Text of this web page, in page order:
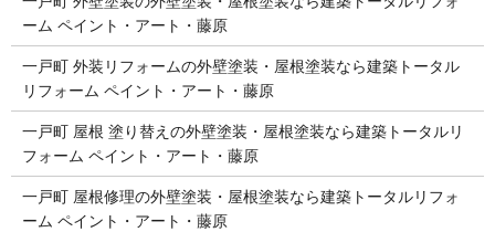
ーム ペイント・アート・藤原
一戸町 外装リフォームの外壁塗装・屋根塗装なら建築トータル
リフォーム ペイント・アート・藤原
一戸町 屋根 塗り替えの外壁塗装・屋根塗装なら建築トータルリ
フォーム ペイント・アート・藤原
一戸町 屋根修理の外壁塗装・屋根塗装なら建築トータルリフォ
ーム ペイント・アート・藤原